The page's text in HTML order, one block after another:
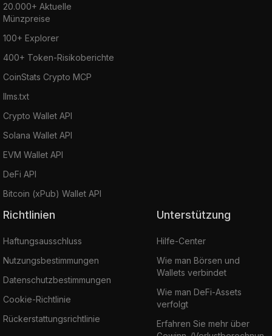
20.000+ Aktuelle
Münzpreise
100+ Explorer
400+ Token-Risikoberichte
CoinStats Crypto MCP
llms.txt
Crypto Wallet API
Solana Wallet API
EVM Wallet API
DeFi API
Bitcoin (xPub) Wallet API
Richtlinien
Haftungsausschluss
Nutzungsbestimmungen
Datenschutzbestimmungen
Cookie-Richtlinie
Rückerstattungsrichtlinie
Unterstützung
Hilfe-Center
Wie man Börsen und
Wallets verbindet
Wie man DeFi-Assets
verfolgt
Erfahren Sie mehr über